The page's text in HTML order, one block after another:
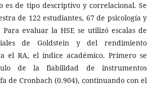
es de tipo descriptivo y correlacional. Se
de 122 estudiantes, 67 de psicología y
evaluar la HSE se utilizó escalas de
de Goldstein y del rendimiento
el RA, el índice académico. Primero se
de la fiabilidad de instrumentos
de Cronbach (0.904), continuando con el